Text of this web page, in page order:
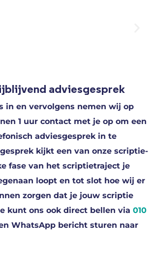
adviesgesprek
in en vervolgens nemen wij op
1 uur contact met je op om een
adviesgesprek in te
kijkt een van onze scriptie-
fase van het scriptietraject je
loopt en tot slot hoe wij er
zorgen dat je jouw scriptie
kunt ons ook direct bellen via 010
WhatsApp bericht sturen naar